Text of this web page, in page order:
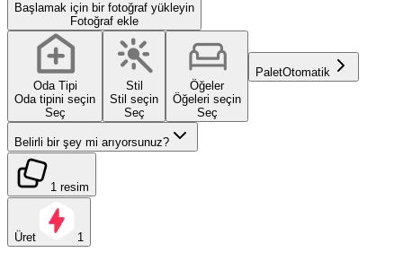
Başlamak için bir fotoğraf yükleyin
Fotoğraf ekle
Oda Tipi
Oda tipini seçin
Seç
Stil
Stil seçin
Seç
Öğeler
Öğeleri seçin
Seç
PaletOtomatik
Belirli bir şey mi arıyorsunuz?
1 resim
Üret 1